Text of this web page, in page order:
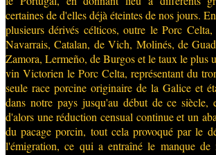
certaines de d'elles déjà éteintes de nos jours.
plusieurs dérivés célticos, outre le Porc
Navarrais, Catalan, de Vich, Molinés, de
Zamora, Lermeño, de Burgos et le taux le plus
vin Victorien le Porc Celta, représentant du
seule race porcine originaire de la Galice et
dans notre pays jusqu'au début de ce siècle,
d'alors une réduction censual continue et un
du pacage porcin, tout cela provoqué par le
l'émigration, ce qui a entraîné le manque